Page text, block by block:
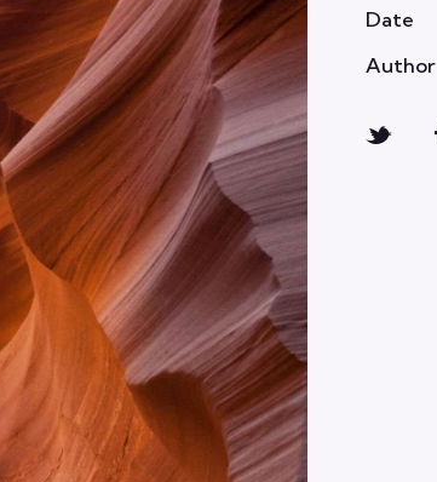
Date
Author